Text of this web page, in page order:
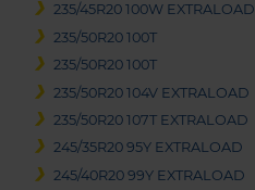
235/45R20 100W EXTRALOAD
235/50R20 100T
235/50R20 100T
235/50R20 104V EXTRALOAD
235/50R20 107T EXTRALOAD
245/35R20 95Y EXTRALOAD
245/40R20 99Y EXTRALOAD